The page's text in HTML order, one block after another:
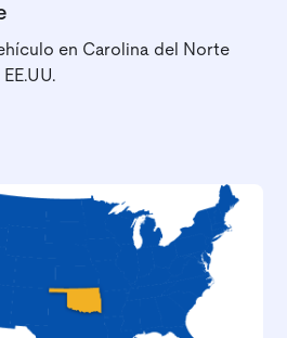
en Carolina del Norte